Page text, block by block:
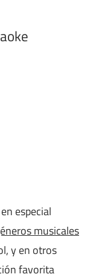
especial
musicales
y en otros
favorita